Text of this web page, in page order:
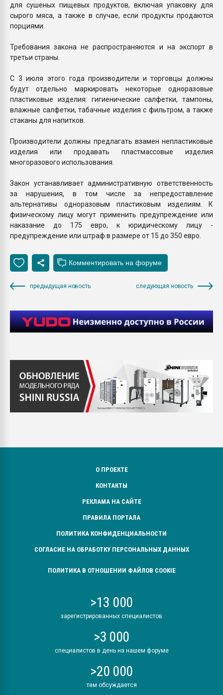
для сушеных пищевых продуктов, включая упаковку для
сырого мяса, а также в случае, если продукты продаются
порциями.
Требования закона не распространяются и на экспорт в
третьи страны.
С 3 июля этого года производители и торговцы должны
будут отдельно маркировать некоторые одноразовые
пластиковые изделия: гигиенические салфетки, тампоны,
влажные салфетки, табачные изделия с фильтром, а также
стаканы для напитков.
Производители должны предлагать взамен непластиковые
изделия или продавать пластмассовые изделия
многоразового использования.
Закон устанавливает административную ответственность
за нарушения, в том числе за непредоставление
альтернативы одноразовым пластиковым изделиям. К
физическому лицу могут применить предупреждение или
наказание до 175 евро, к юридическому лицу -
предупреждение или штраф в размере от 15 до 350 евро.
предыдущая новость следующая новость
О ПРОЕКТЕ
КОНТАКТЫ
РЕКЛАМА НА САЙТЕ
ПРАВИЛА ПОРТАЛА
ПОЛИТИКА КОНФИДЕНЦИАЛЬНОСТИ
СОГЛАСИЕ НА ОБРАБОТКУ ПЕРСОНАЛЬНЫХ ДАННЫХ
ПОЛИТИКА В ОТНОШЕНИИ ФАЙЛОВ COOKIE
>13 000
зарегистрированных специалистов
>3 000
специалистов в день на нашем форуме
>20 000
тем обсуждается